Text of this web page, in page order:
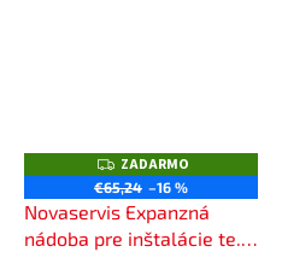
Z
A
D
A
M
ZADARMO
€65,24 –16 %
Novaservis Expanzná
nádoba pre inštalácie te. a